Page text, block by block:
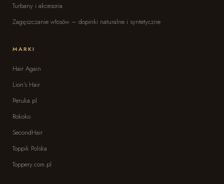
Turbany i akcesoria
Zagęszczanie włosów – dopinki naturalne i syntetyczne
MARKI
Hair Again
Lion’s Hair
Peruka.pl
Rokoko
SecondHair
Toppik Polska
Toppery.com.pl